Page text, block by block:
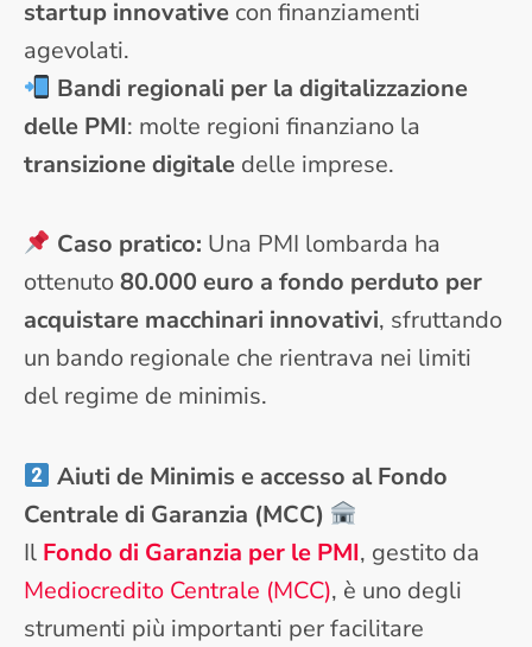
startup innovative con finanziamenti
agevolati.
Bandi regionali per la digitalizzazione
delle PMI: molte regioni finanziano la
transizione digitale delle imprese.
Caso pratico: Una PMI lombarda ha
ottenuto80.000 euro a fondo perduto per
acquistare macchinari innovativi, sfruttando
un bando regionale che rientrava nei limiti
del regime de minimis.
Aiuti de Minimis e accesso al Fondo
Centrale di Garanzia (MCC)
Il Fondo di Garanzia per le PMI, gestito da
Mediocredito Centrale (MCC), è uno degli
strumenti più importanti per facilitare